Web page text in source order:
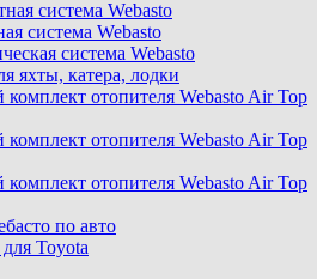
система Webasto
система Webasto
система Webasto
яхты, катера, лодки
комплект отопителя Webasto Air Top
комплект отопителя Webasto Air Top
комплект отопителя Webasto Air Top
по авто
Toyota